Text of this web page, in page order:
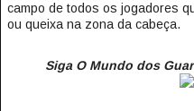
campo de todos os jogadores
ou queixa na zona da cabeça.
Siga O Mundo dos